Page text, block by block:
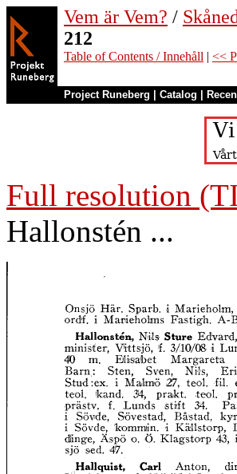
Vem är Vem? /
212
Table of Contents / Innehåll | <<
Project Runeberg Catalog
Full resolution
Hallonstén ...